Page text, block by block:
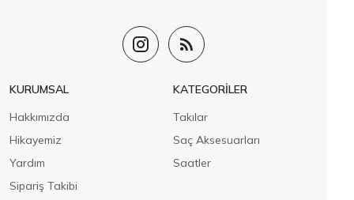
KURUMSAL
Hakkımızda
Hikayemiz
Yardım
Sipariş Takibi
KATEGORILER
Takılar
Saç Aksesuarları
Saatler